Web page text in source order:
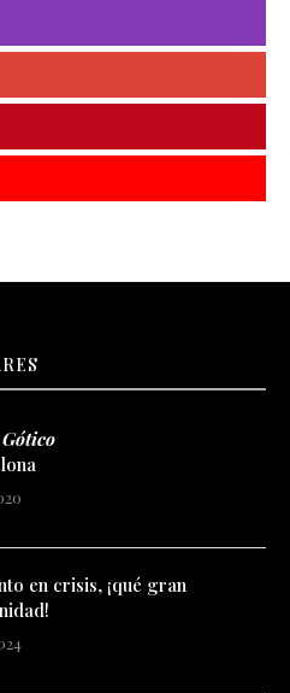
en crisis, ¡qué gran